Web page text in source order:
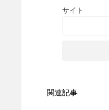
サイト
関連記事